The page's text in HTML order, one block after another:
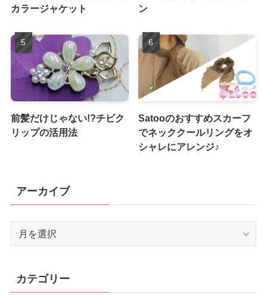
カラージャケット
ン
前髪だけじゃない!?チビク
リップの活用法
Satooのおすすめスカーフ
でネッククールリングをオ
シャレにアレンジ♪
アーカイブ
ブ
カテゴリー